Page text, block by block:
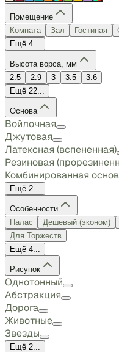
Помещение
Комната
Зал Гостиная
Ещё 4...
Высота ворса, мм
2.5
2.9 3 3.5
3.6
Ещё 22...
Основа
Войлочная
Джутовая
Латексная (вспененная)
Резиновая
Комбинированная
Ещё 2...
Особенности
Палас
Дешевый (эконом)
Для Торжеств
Ещё 4...
Рисунок
Однотонный
Абстракция
Дорога
Животные
Звезды
Ещё 2...